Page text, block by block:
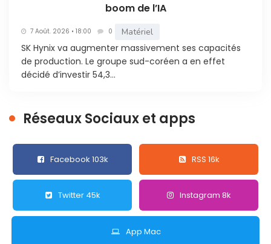
boom de l’IA
7 Août. 2026 • 18:00 0 Matériel
SK Hynix va augmenter massivement ses capacités
de production. Le groupe sud-coréen a en effet
décidé d’investir 54,3...
Réseaux Sociaux et apps
Facebook 103k RSS 16k
Twitter 45k Instagram 8k
App Mac